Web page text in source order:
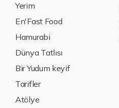
Yerim
En'Fast Food
Hamurabi
Dünya Tatlısı
Bir Yudum keyif
Tarifler
Atölye